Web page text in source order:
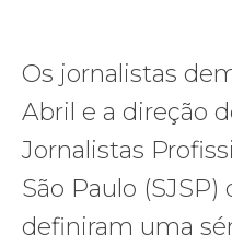
Os jornalistas
Abril e a direção
Jornalistas
São Paulo
definiram uma